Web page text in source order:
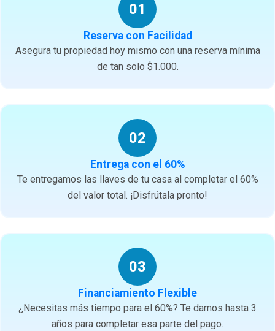
01
Reserva con Facilidad
Asegura tu propiedad hoy mismo con una reserva mínima
de tan solo $1.000.
02
Entrega con el 60%
Te entregamos las llaves de tu casa al completar el 60%
del valor total. ¡Disfrútala pronto!
03
Financiamiento Flexible
¿Necesitas más tiempo para el 60%? Te damos hasta 3
años para completar esa parte del pago.